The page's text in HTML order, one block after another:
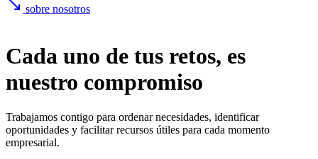
sobre nosotros
Cada uno de tus retos, es
nuestro compromiso
Trabajamos contigo para ordenar necesidades, identificar
oportunidades y facilitar recursos útiles para cada momento
empresarial.